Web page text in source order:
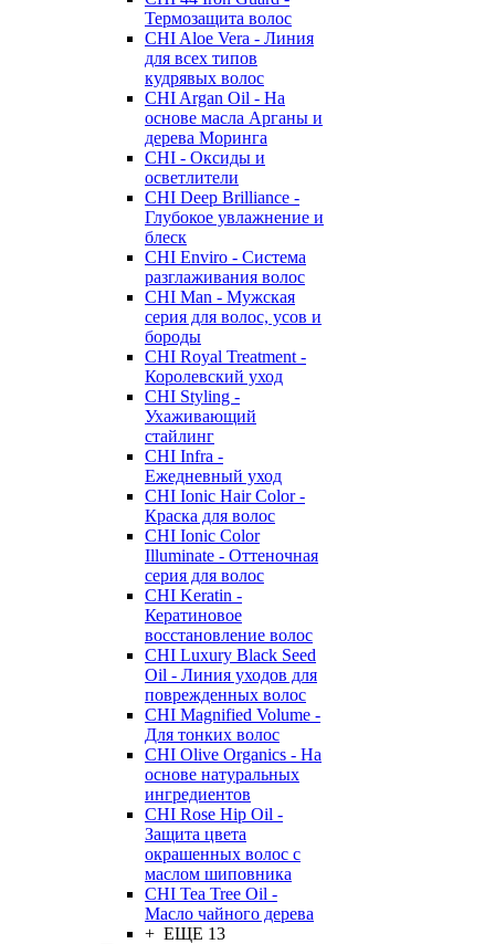
Термозащита волос
CHI Aloe Vera - Линия
для всех типов
кудрявых волос
CHI Argan Oil - На
основе масла Арганы и
дерева Моринга
CHI - Оксиды и
осветлители
CHI Deep Brilliance -
Глубокое увлажнение и
блеск
CHI Enviro - Система
разглаживания волос
CHI Man - Мужская
серия для волос, усов и
бороды
CHI Royal Treatment -
Королевский уход
CHI Styling -
Ухаживающий
стайлинг
CHI Infra -
Ежедневный уход
CHI Ionic Hair Color -
Краска для волос
CHI Ionic Color
Illuminate - Оттеночная
серия для волос
CHI Keratin -
Кератиновое
восстановление волос
CHI Luxury Black Seed
Oil - Линия уходов для
поврежденных волос
CHI Magnified Volume -
Для тонких волос
CHI Olive Organics - На
основе натуральных
ингредиентов
CHI Rose Hip Oil -
Защита цвета
окрашенных волос с
маслом шиповника
CHI Tea Tree Oil -
Масло чайного дерева
+ ЕЩЕ 13